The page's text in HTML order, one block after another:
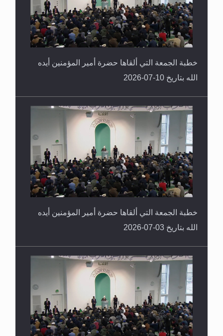
خطبة الجمعة التي ألقاها حضرة أمير المؤمنين أيده
الله بتاريخ 10-07-2026
خطبة الجمعة التي ألقاها حضرة أمير المؤمنين أيده
الله بتاريخ 03-07-2026